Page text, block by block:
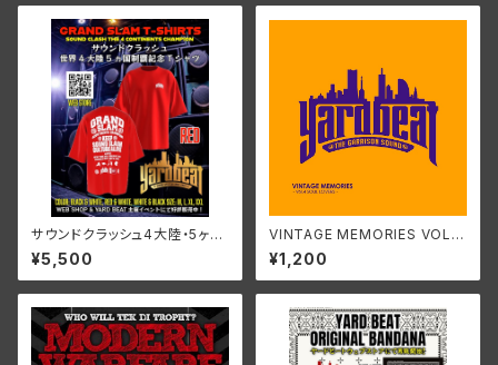
サウンドクラッシュ4大陸・5ヶ国
制覇記念GRAND SLAM Tシャ
ツ - RED
¥5,500
VINTAGE MEMORIES VOL.4
~SOUL LOVERS~
¥1,200